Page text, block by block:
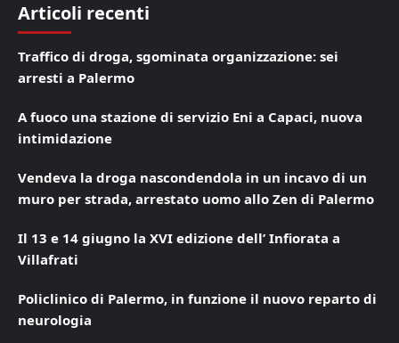
Articoli recenti
Traffico di droga, sgominata organizzazione: sei
arresti a Palermo
A fuoco una stazione di servizio Eni a Capaci, nuova
intimidazione
Vendeva la droga nascondendola in un incavo di un
muro per strada, arrestato uomo allo Zen di Palermo
Il 13 e 14 giugno la XVI edizione dell’ Infiorata a
Villafrati
Policlinico di Palermo, in funzione il nuovo reparto di
neurologia